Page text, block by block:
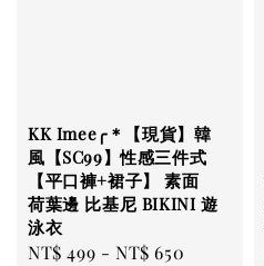
KK Imee╭＊【現貨】韓
風【SC99】性感三件式
【平口褲+裙子】 素面
荷葉邊 比基尼 BIKINI 遊
泳衣
Regular
NT$ 499 -NT$ 650